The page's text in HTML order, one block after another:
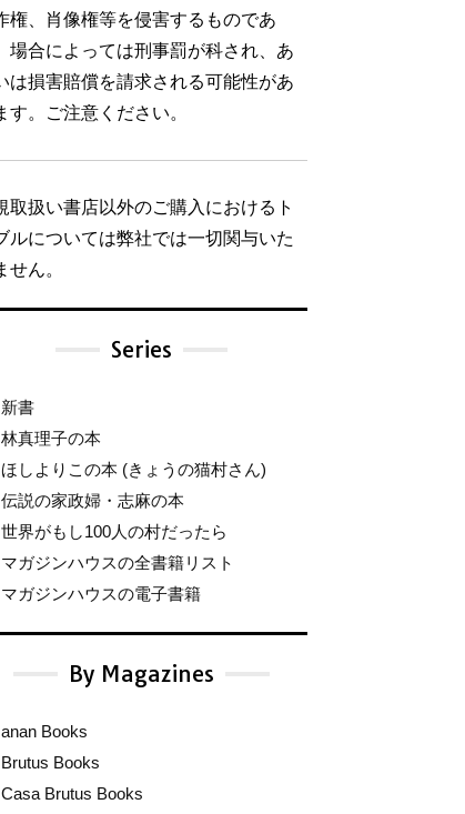
権、肖像権等を侵害するものであ
場合によっては刑事罰が科され、あ
は損害賠償を請求される可能性があ
す。ご注意ください。
取扱い書店以外のご購入におけるト
ルについては弊社では一切関与いた
せん。
Series
新書
林真理子の本
ほしよりこの本 (きょうの猫村さん)
伝説の家政婦・志麻の本
世界がもし100人の村だったら
マガジンハウスの全書籍リスト
マガジンハウスの電子書籍
By Magazines
anan Books
Brutus Books
Casa Brutus Books